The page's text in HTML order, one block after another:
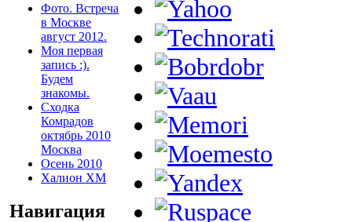
Фото. Встреча
в Москве
август 2012.
Моя первая
запись :).
Будем
знакомы.
Сходка
Комрадов
октябрь 2010
Москва
Осень 2010
Халион ХМ
Навигация